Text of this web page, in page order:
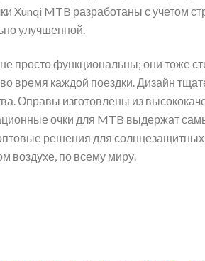
Xunqi MTB разработаны с учетом
улучшенной.
просто функциональны; они тоже
время каждой поездки. Дизайн
Оправы изготовлены из
очки для MTB выдержат
решения для
воздухе, по всему миру.